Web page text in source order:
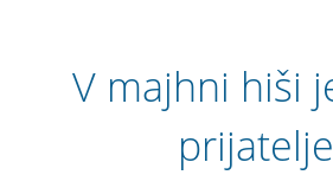
V majhni hiši